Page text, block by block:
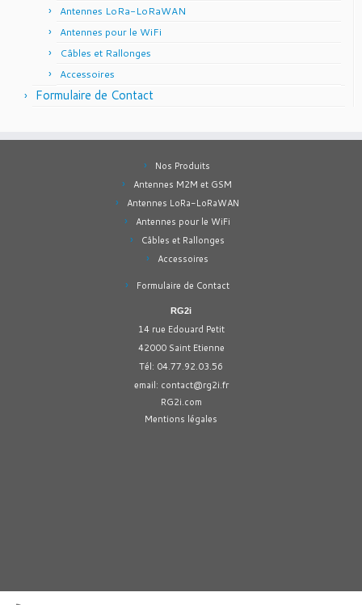
Antennes LoRa-LoRaWAN
Antennes pour le WiFi
Câbles et Rallonges
Accessoires
Formulaire de Contact
Nos Produits
Antennes M2M et GSM
Antennes LoRa-LoRaWAN
Antennes pour le WiFi
Câbles et Rallonges
Accessoires
Formulaire de Contact
RG2i
14 rue Edouard Petit
42000 Saint Etienne
Tél: 04.77.92.03.56
email: contact@rg2i.fr
RG2i.com
Mentions légales